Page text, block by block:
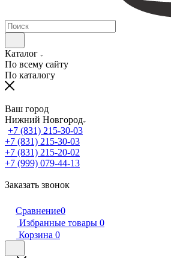
Каталог
По всему сайту
По каталогу
Ваш город
Нижний Новгород
+7 (831) 215-30-03
+7 (831) 215-30-03
+7 (831) 215-20-02
+7 (999) 079-44-13
Заказать звонок
Сравнение0
Избранные товары 0
Корзина 0